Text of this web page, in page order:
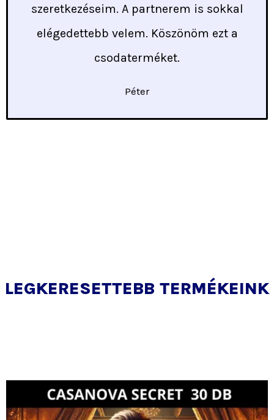
szeretkezéseim. A partnerem is sokkal
elégedettebb velem. Köszönöm ezt a
csodaterméket.
Péter
LEGKERESETTEBB TERMÉKEINK
Ár:
21
Akciós
ár: